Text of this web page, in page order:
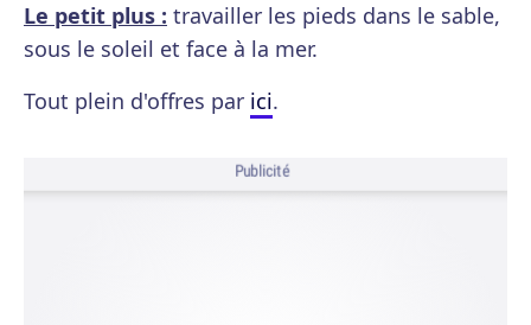
Le petit plus : travailler les pieds dans le sable,
sous le soleil et face à la mer.
Tout plein d'offres par ici.
Publicité